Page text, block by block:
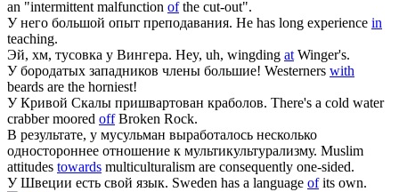
an "intermittent malfunction ofthe cut-out".
Унего большой опыт преподавания. He has long experience in
teaching.
Эй, хм, тусовка у Вингера. Hey, uh, wingding atWinger's.
Убородатых западников члены большие! Westerners with
beards are the horniest!
УКривой Скалы пришвартован краболов. There's a cold water
crabber moored offBroken Rock.
В результате, у мусульман выработалось несколько
одностороннее отношение к мультикультурализму. Muslim
attitudes towards multiculturalism are consequently one-sided.
УШвеции есть свой язык. Sweden has a language ofits own.